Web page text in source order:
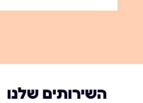
השירותים שלנו